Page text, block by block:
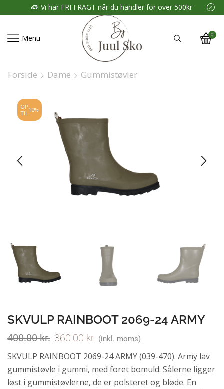
Vi har FRI FRAGT når du handler for over 500kr
Menu 0
Forside Dame Gummistøvler
OP
TIL 10%
SKVULP RAINBOOT 2069-24 ARMY
400.00kr. 360.00 kr. (inkl. moms)
SKVULP RAINBOOT 2069-24 ARMY (039-470). Army lav
gummistøvle i gummi, med foret bomuld. Sålerne ligger
løst i gummistøvlerne, de er polsteret og bløde. En